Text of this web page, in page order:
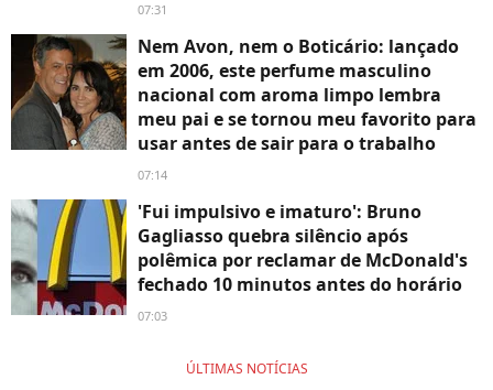
07:31
Nem Avon, nem o Boticário: lançado
em 2006, este perfume masculino
nacional com aroma limpo lembra
meu pai e se tornou meu favorito para
usar antes de sair para o trabalho
07:14
'Fui impulsivo e imaturo': Bruno
Gagliasso quebra silêncio após
polêmica por reclamar de McDonald's
fechado 10 minutos antes do horário
07:03
ÚLTIMAS NOTÍCIAS